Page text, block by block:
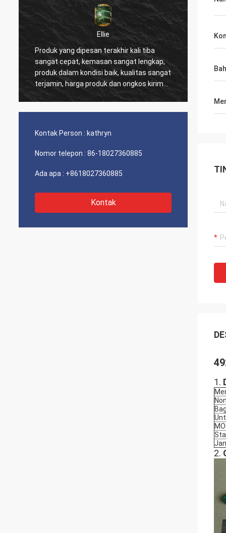
Ellie
Produk yang dipesan terakhir kali tiba
sangat cepat, kemasan sangat lengkap,
produk dalam kondisi baik, kualitas sangat
terjamin, harga produk dan ongkos kirim
masuk akal, berharap dapat terus bekerja
kami
yang
Kontak Person : kathryn
Nomor telepon : 86-18027360885
Ada apa : +8618027360885
Kontak
1.
2.